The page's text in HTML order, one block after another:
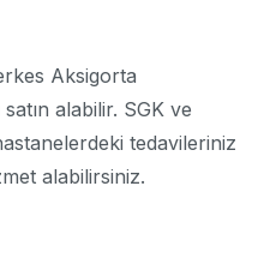
Aksigorta
satın alabilir. SGK ve
tedavileriniz
alabilirsiniz.